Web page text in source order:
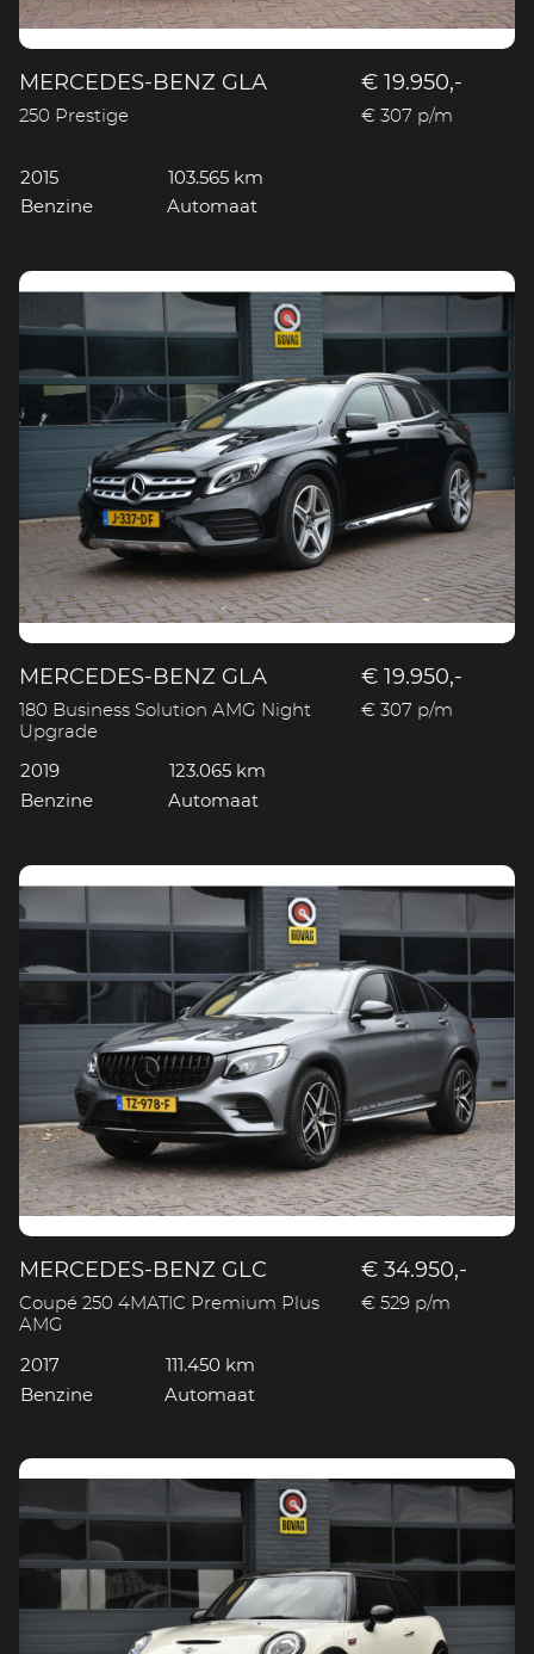
MERCEDES-BENZ GLA
250 Prestige
€ 19.950,-
€ 307 p/m
2015
103.565 km
Benzine
Automaat
MERCEDES-BENZ GLA
180 Business Solution AMG Night
Upgrade
€ 19.950,-
€ 307 p/m
2019
123.065 km
Benzine
Automaat
MERCEDES-BENZ GLC
Coupé 250 4MATIC Premium Plus
AMG
€ 34.950,-
€ 529 p/m
2017
111.450 km
Benzine
Automaat